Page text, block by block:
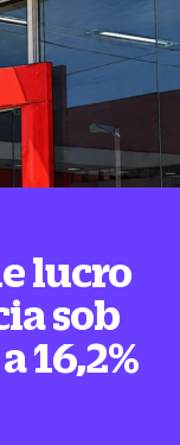
lucro
sob
16,2%